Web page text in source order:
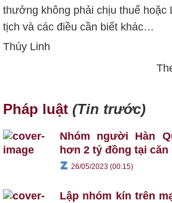
thưởng không phải chịu thuế hoặc
tịch và các điều cần biết khác…
Thúy Linh
Pháp luật (Tin trước)
Nhóm người Hàn
hơn 2 tỷ đồng tại căn
26/05/2023 (00:15)
Lập nhóm kín trên